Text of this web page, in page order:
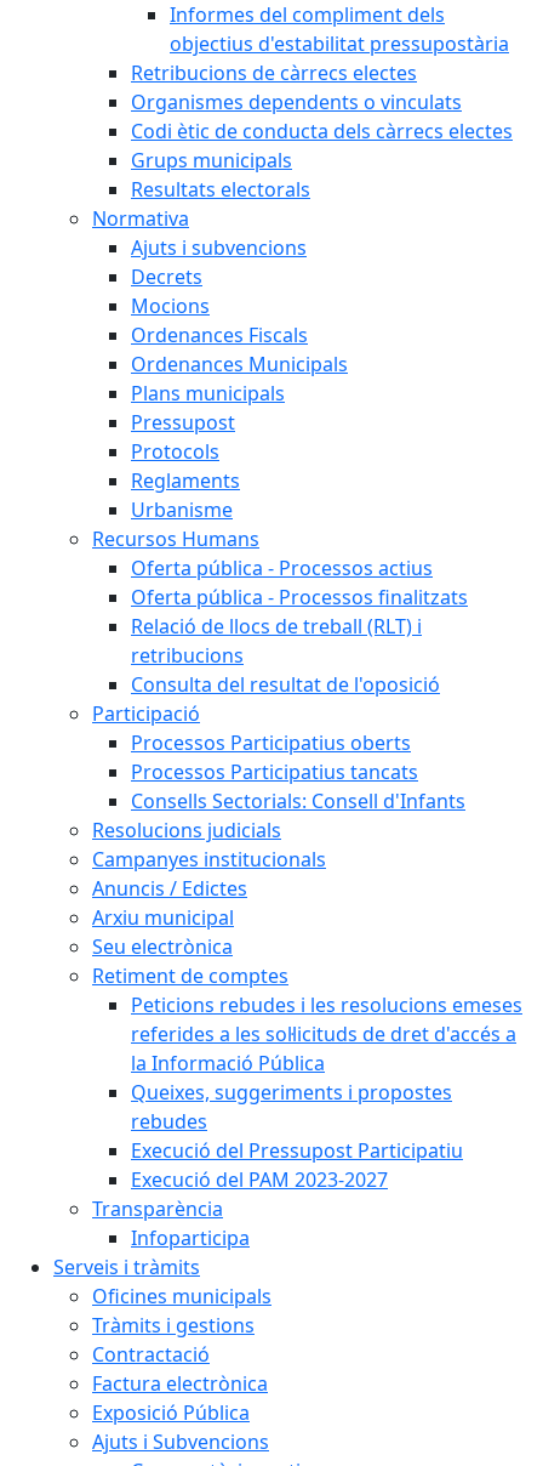
Informes del compliment dels
objectius d'estabilitat pressupostària
Retribucions de càrrecs electes
Organismes dependents o vinculats
Codi ètic de conducta dels càrrecs electes
Grups municipals
Resultats electorals
Normativa
Ajuts i subvencions
Decrets
Mocions
Ordenances Fiscals
Ordenances Municipals
Plans municipals
Pressupost
Protocols
Reglaments
Urbanisme
Recursos Humans
Oferta pública - Processos actius
Oferta pública - Processos finalitzats
Relació de llocs de treball (RLT) i
retribucions
Consulta del resultat de l'oposició
Participació
Processos Participatius oberts
Processos Participatius tancats
Consells Sectorials: Consell d'Infants
Resolucions judicials
Campanyes institucionals
Anuncis / Edictes
Arxiu municipal
Seu electrònica
Retiment de comptes
Peticions rebudes i les resolucions emeses
referides a les sol·licituds de dret d'accés a
la Informació Pública
Queixes, suggeriments i propostes
rebudes
Execució del Pressupost Participatiu
Execució del PAM 2023-2027
Transparència
Infoparticipa
Serveis i tràmits
Oficines municipals
Tràmits i gestions
Contractació
Factura electrònica
Exposició Pública
Ajuts i Subvencions